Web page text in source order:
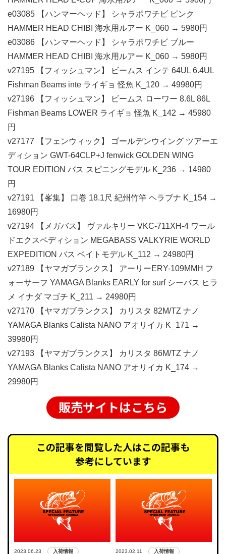
e03085 【ハンマーヘッド】 シャラポワチビ ピンク
HAMMER HEAD CHIBI 海水用ルアー K_060 → 5980円
e03086 【ハンマーヘッド】 シャラポワチビ ブルー
HAMMER HEAD CHIBI 海水用ルアー K_060 → 5980円
v27195 【フィッシュマン】 ビームス インテ 64UL 6.4UL
Fishman Beams inte ライギョ 怪魚 K_120 → 49980円
v27196 【フィッシュマン】 ビームス ローワー 8.6L 86L
Fishman Beams LOWER ライギョ 怪魚 K_142 → 45980
円
v27177 【フェンウィック】 ゴールデンウイング ツアーエ
ディション GWT-64CLP+J fenwick GOLDEN WING
TOUR EDITION バス スピニングモデル K_236 → 14980
円
v27191 【峯集】 口巻 18.1尺 紀州竹竿 ヘラブナ K_154 →
16980円
v27194 【メガバス】 ヴァルキリー VKC-711XH-4 ワール
ドエクスペディション MEGABASS VALKYRIE WORLD
EXPEDITION バス ベイトモデル K_112 → 24980円
v27189 【ヤマガブランクス】 アーリーERY-109MMH フ
ォーサーフ YAMAGA Blanks EARLY for surf シーバス ヒラ
メ イナダ マゴチ K_211 → 24980円
v27170 【ヤマガブランクス】 カリスタ 82M/TZ ナノ
YAMAGA Blanks Calista NANO アオリイカ K_171 →
39980円
v27193 【ヤマガブランクス】 カリスタ 86M/TZ ナノ
YAMAGA Blanks Calista NANO アオリイカ K_174 →
29980円
販売サイトはこちら
この記事を閲覧した人はこの記事も
参考にしています
2023.06.23 入荷情報 2023.02.11 入荷情報